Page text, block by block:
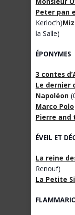
Peter pan
Kerloc’h)
la Salle)
ÉPONYMES
3 contes
Le dernier
Napoléon
Marco Polo
Pierre and
ÉVEIL ET
La reine
Renouf)
La Petite